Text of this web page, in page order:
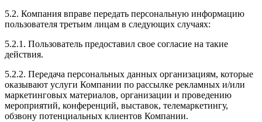
5.2. Компания вправе передать персональную информацию
пользователя третьим лицам в следующих случаях:
5.2.1. Пользователь предоставил свое согласие на такие
действия.
5.2.2. Передача персональных данных организациям, которые
оказывают услуги Компании по рассылке рекламных и/или
маркетинговых материалов, организации и проведению
мероприятий, конференций, выставок, телемаркетингу,
обзвону потенциальных клиентов Компании.